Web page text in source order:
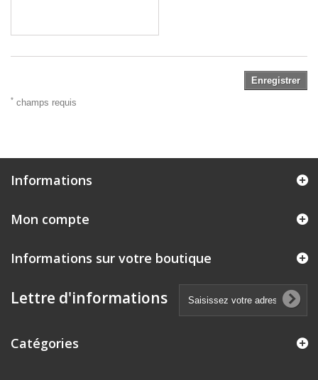
Enregistrer
* champs requis
Informations
Mon compte
Informations sur votre boutique
Lettre d'informations
Catégories